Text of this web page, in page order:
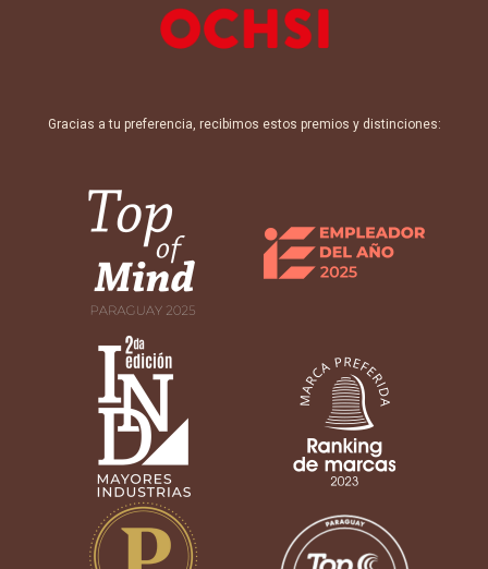
Gracias a tu preferencia, recibimos estos premios y distinciones: